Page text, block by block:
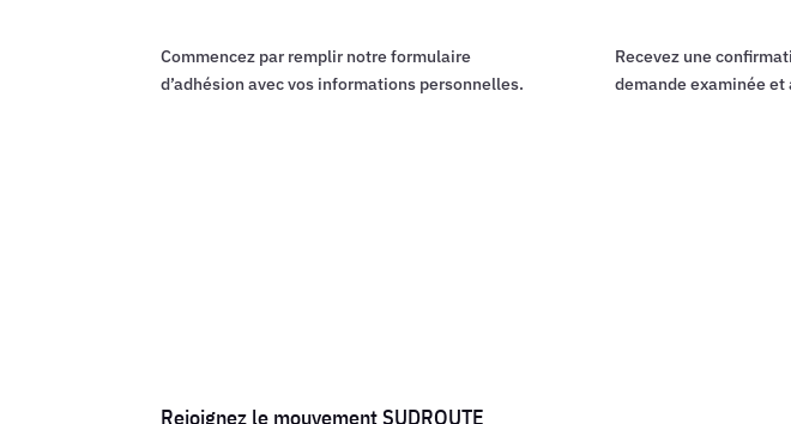
Commencez par remplir notre formulaire
d’adhésion avec vos informations personnelles.
Recevez une
demande examinée et
Rejoignez le mouvement SUDROUTE